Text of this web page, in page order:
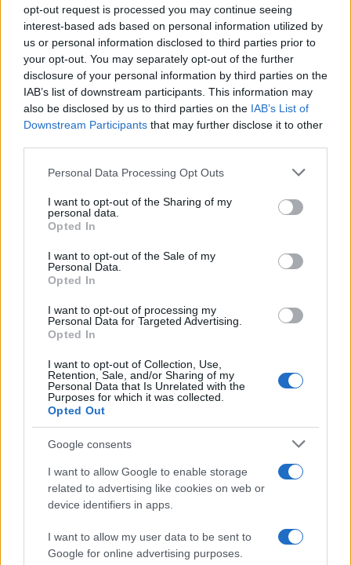
opt-out request is processed you may continue seeing
interest-based ads based on personal information utilized by
us or personal information disclosed to third parties prior to
your opt-out. You may separately opt-out of the further
disclosure of your personal information by third parties on the
IAB’s list of downstream participants. This information may
also be disclosed by us to third parties on the IAB’s List of
Downstream Participants that may further disclose it to other
Please note that this website/app uses one or more Google
not limited to your visit or usage behaviour. You may click to
grant or deny consent to Google and its third-party tags to
use your data for below specified purposes in below Google
consent section.
Personal Data Processing Opt Outs
I want to opt-out of the Sharing of my
personal data.
Opted In
I want to opt-out of the Sale of my
Personal Data.
Opted In
I want to opt-out of processing my
Personal Data for Targeted Advertising.
Opted In
I want to opt-out of Collection, Use,
Retention, Sale, and/or Sharing of my
Personal Data that Is Unrelated with the
Purposes for which it was collected.
Opted Out
Google consents
I want to allow Google to enable storage
related to advertising like cookies on web or
device identifiers in apps.
I want to allow my user data to be sent to
Google for online advertising purposes.
Continua a leggere